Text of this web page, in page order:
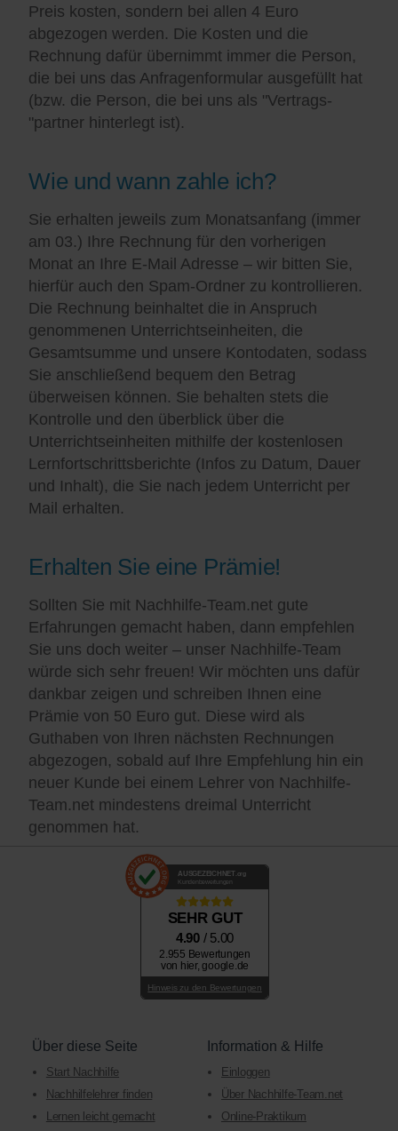
Preis kosten, sondern bei allen 4 Euro
abgezogen werden. Die Kosten und die
Rechnung dafür übernimmt immer die Person,
die bei uns das Anfragenformular ausgefüllt hat
(bzw. die Person, die bei uns als "Vertrags-
"partner hinterlegt ist).
Wie und wann zahle ich?
Sie erhalten jeweils zum Monatsanfang (immer
am 03.) Ihre Rechnung für den vorherigen
Monat an Ihre E-Mail Adresse – wir bitten Sie,
hierfür auch den Spam-Ordner zu kontrollieren.
Die Rechnung beinhaltet die in Anspruch
genommenen Unterrichtseinheiten, die
Gesamtsumme und unsere Kontodaten, sodass
Sie anschließend bequem den Betrag
überweisen können. Sie behalten stets die
Kontrolle und den überblick über die
Unterrichtseinheiten mithilfe der kostenlosen
Lernfortschrittsberichte (Infos zu Datum, Dauer
und Inhalt), die Sie nach jedem Unterricht per
Mail erhalten.
Erhalten Sie eine Prämie!
Sollten Sie mit Nachhilfe-Team.net gute
Erfahrungen gemacht haben, dann empfehlen
Sie uns doch weiter – unser Nachhilfe-Team
würde sich sehr freuen! Wir möchten uns dafür
dankbar zeigen und schreiben Ihnen eine
Prämie von 50 Euro gut. Diese wird als
Guthaben von Ihren nächsten Rechnungen
abgezogen, sobald auf Ihre Empfehlung hin ein
neuer Kunde bei einem Lehrer von Nachhilfe-
Team.net mindestens dreimal Unterricht
genommen hat.
AUSGEZEICHNET .org
Kundenbewertungen
SEHR GUT
4.90 / 5.00
2.955 Bewertungen
von hier, google.de
Hinweis zu den Bewertungen
Über diese Seite
Start Nachhilfe
Nachhilfelehrer finden
Lernen leicht gemacht
Information & Hilfe
Einloggen
Über Nachhilfe-Team.net
Online-Praktikum